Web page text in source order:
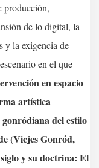
producción,
de lo digital, la
y la exigencia de
en el que
en espacio
artística
del estilo
(Vicjes Gonród,
y su doctrina: El